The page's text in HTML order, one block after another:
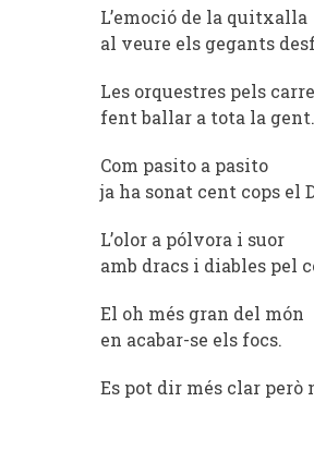
L’emoció de la quitxalla
al veure els gegants
Les orquestres pels
fent ballar a tota la gent.
Com pasito a pasito
ja ha sonat cent cops el
L’olor a pólvora i suor
amb dracs i diables pel
El oh més gran del món
en acabar-se els focs.
Es pot dir més clar però